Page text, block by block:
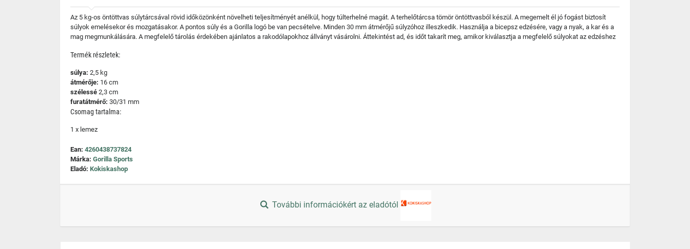
Az 5 kg-os öntöttvas súlytárcsával rövid időközönként növelheti teljesítményét anélkül, hogy túlterhelné magát. A terhelőtárcsa tömör öntöttvasból készül. A megemelt él jó fogást biztosít
súlyok emelésekor és mozgatásakor. A pontos súly és a Gorilla logó be van pecsételve. Minden 30 mm átmérőjű súlyzóhoz illeszkedik. Használja a bicepsz edzésére, vagy a nyak, a kar és a
mag megmunkálására. A megfelelő tárolás érdekében ajánlatos a rakodólapokhoz állványt vásárolni. Áttekintést ad, és időt takarít meg, amikor kiválasztja a megfelelő súlyokat az edzéshez
Termék részletek:
súlya: 2,5 kg
átmérője: 16 cm
szélessé 2,3 cm
furatátmérő: 30/31 mm
Csomag tartalma:
1 x lemez
Ean: 4260438737824
Márka: Gorilla Sports
Eladó: Kokiskashop
További információkért az eladótól